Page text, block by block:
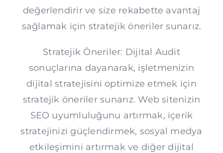
değerlendirir ve size rekabette avantaj
sağlamak için stratejik öneriler sunarız.
Stratejik Öneriler: Dijital Audit
sonuçlarına dayanarak, işletmenizin
dijital stratejisini optimize etmek için
stratejik öneriler sunarız. Web sitenizin
SEO uyumluluğunu artırmak, içerik
stratejinizi güçlendirmek, sosyal medya
etkileşimini artırmak ve diğer dijital